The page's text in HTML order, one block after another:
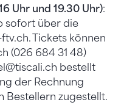
Uhr und 19.30 Uhr):
sofort über die
Tickets können
(026 684 31 48)
bestellt
der Rechnung
Bestellern zugestellt.